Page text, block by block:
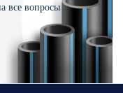
все вопросы